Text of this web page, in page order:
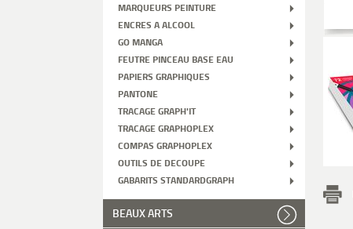
MARQUEURS PEINTURE
ENCRES A ALCOOL
GO MANGA
FEUTRE PINCEAU BASE EAU
PAPIERS GRAPHIQUES
PANTONE
TRACAGE GRAPH'IT
TRACAGE GRAPHOPLEX
COMPAS GRAPHOPLEX
OUTILS DE DECOUPE
GABARITS STANDARDGRAPH
BEAUX ARTS